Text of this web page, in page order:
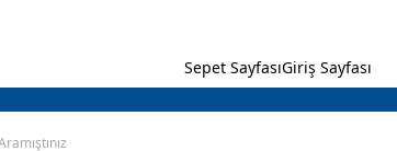
Sepet SayfasıGiriş Sayfası